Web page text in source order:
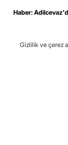
Haber:
Gizlilik ve çerez